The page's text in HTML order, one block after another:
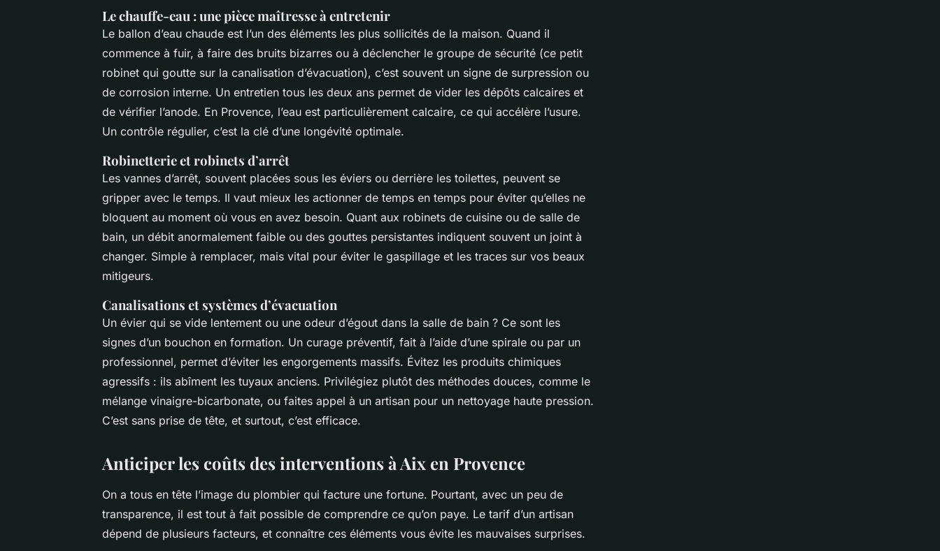
Le chauffe-eau : une pièce maîtresse à entretenir
Le ballon d’eau chaude est l’un des éléments les plus sollicités de la maison. Quand il
commence à fuir, à faire des bruits bizarres ou à déclencher le groupe de sécurité (ce petit
robinet qui goutte sur la canalisation d’évacuation), c’est souvent un signe de surpression ou
de corrosion interne. Un entretien tous les deux ans permet de vider les dépôts calcaires et
de vérifier l’anode. En Provence, l’eau est particulièrement calcaire, ce qui accélère l’usure.
Un contrôle régulier, c’est la clé d’une longévité optimale.
Robinetterie et robinets d’arrêt
Les vannes d’arrêt, souvent placées sous les éviers ou derrière les toilettes, peuvent se
gripper avec le temps. Il vaut mieux les actionner de temps en temps pour éviter qu’elles ne
bloquent au moment où vous en avez besoin. Quant aux robinets de cuisine ou de salle de
bain, un débit anormalement faible ou des gouttes persistantes indiquent souvent un joint à
changer. Simple à remplacer, mais vital pour éviter le gaspillage et les traces sur vos beaux
mitigeurs.
Canalisations et systèmes d’évacuation
Un évier qui se vide lentement ou une odeur d’égout dans la salle de bain ? Ce sont les
signes d’un bouchon en formation. Un curage préventif, fait à l’aide d’une spirale ou par un
professionnel, permet d’éviter les engorgements massifs. Évitez les produits chimiques
agressifs : ils abîment les tuyaux anciens. Privilégiez plutôt des méthodes douces, comme le
mélange vinaigre-bicarbonate, ou faites appel à un artisan pour un nettoyage haute pression.
C’est sans prise de tête, et surtout, c’est efficace.
Anticiper les coûts des interventions à Aix en Provence
On a tous en tête l’image du plombier qui facture une fortune. Pourtant, avec un peu de
transparence, il est tout à fait possible de comprendre ce qu’on paye. Le tarif d’un artisan
dépend de plusieurs facteurs, et connaître ces éléments vous évite les mauvaises surprises.